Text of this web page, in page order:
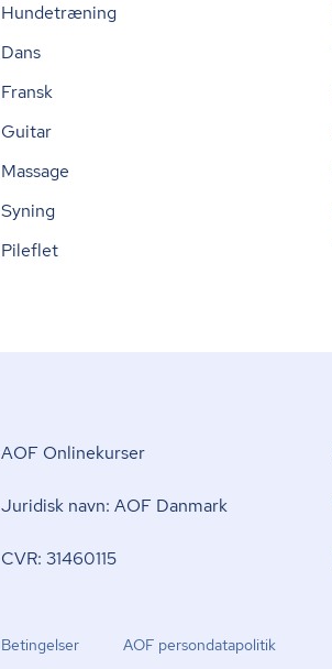
Hundetræning
Dans
Fransk
Guitar
Massage
Syning
Pileflet
AOF Onlinekurser
Juridisk navn: AOF Danmark
CVR: 31460115
Betingelser
AOF per­son­da­ta­po­li­tik